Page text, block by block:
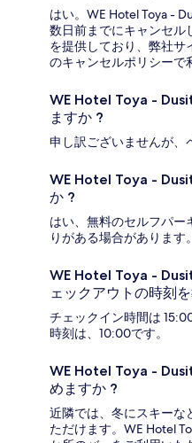
はい。WE Hotel Toya -
数日前までにキャンセル
を提供しており、弊社サ
のキャンセルポリシーで
WE Hotel Toya -
ますか ?
申し訳ございませんが、
WE Hotel Toya -
か ?
はい、無料のセルフパー
りがある場合があります。
WE Hotel Toya -
ェックアウトの時刻
チェックイン時間は
時刻は、10:00です。
WE Hotel Toya -
めますか ?
近隣では、冬にスキーな
ただけます。WE Hotel